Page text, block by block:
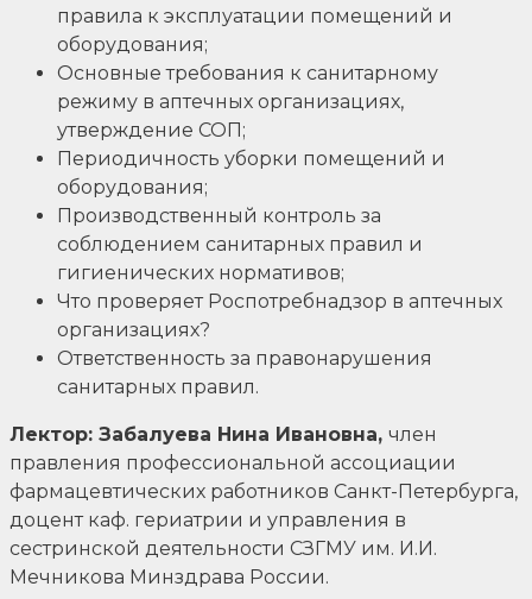
правила к эксплуатации помещений и
оборудования;
Основные требования к санитарному
режиму в аптечных организациях,
утверждение СОП;
Периодичность уборки помещений и
оборудования;
Производственный контроль за
соблюдением санитарных правил и
гигиенических нормативов;
Что проверяет Роспотребнадзор в аптечных
организациях?
Ответственность за правонарушения
санитарных правил.
Лектор: Забалуева Нина Ивановна, член
правления профессиональной ассоциации
фармацевтических работников Санкт-Петербурга,
доцент каф. гериатрии и управления в
сестринской деятельности СЗГМУ им. И.И.
Мечникова Минздрава России.